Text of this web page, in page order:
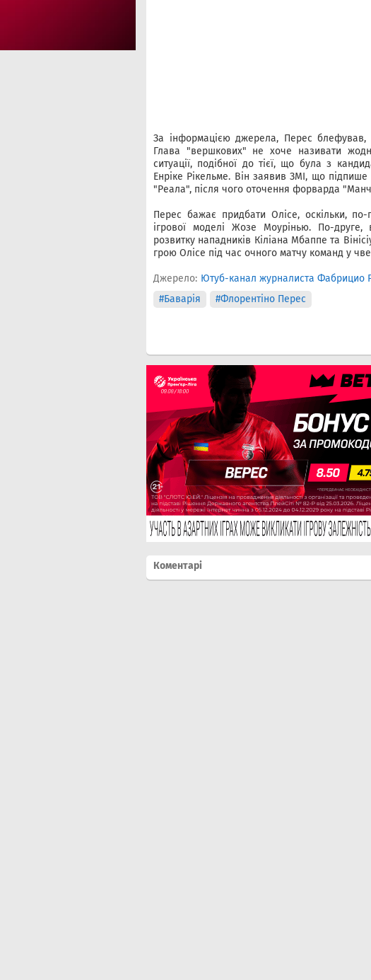
За інформацією джерела, Перес
Глава "вершкових" не хоче називати
ситуації, подібної до тієї, що була з
Енріке Рікельме. Він заявив ЗМІ, що
"Реала", після чого оточення форварда
Перес бажає придбати Олісе, оскільки,
ігрової моделі Жозе Моурінью. По-
розвитку нападників Кіліана Мбаппе та
грою Олісе під час очного матчу команд у
Джерело: Ютуб-канал журналиста Фабрицио
#Баварія
#Флорентіно Перес
Коментарі